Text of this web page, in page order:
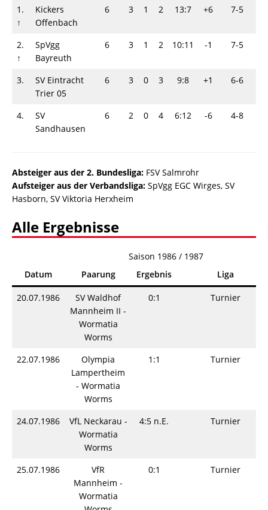
1.
↑
Kickers
Offenbach
6 3 1 2 13:7 +6 7-5
2.
↑
SpVgg
Bayreuth
6 3 1 2 10:11 -1 7-5
3.
SV Eintracht
Trier 05
6 3 0 3 9:8 +1 6-6
4.
SV
Sandhausen
6 2 0 4 6:12 -6 4-8
Absteiger aus der 2. Bundesliga: FSV Salmrohr
Aufsteiger aus der Verbandsliga: SpVgg EGC Wirges, SV
Hasborn, SV Viktoria Herxheim
Alle Ergebnisse
Saison 1986 / 1987
Datum
Paarung Ergebnis Liga
20.07.1986
SV Waldhof
Mannheim II -
Wormatia
Worms
0:1 Turnier
22.07.1986
Olympia
Lampertheim
- Wormatia
Worms
1:1 Turnier
24.07.1986
VfL Neckarau -
Wormatia
Worms
4:5 n.E. Turnier
25.07.1986
VfR
Mannheim -
Wormatia
0:1 Turnier